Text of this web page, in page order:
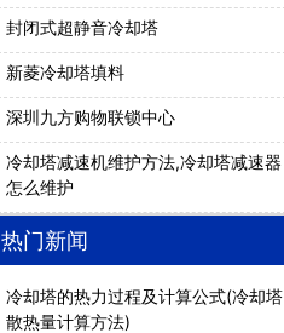
封闭式超静音冷却塔
新菱冷却塔填料
深圳九方购物联锁中心
冷却塔减速机维护方法,冷却塔减速器
怎么维护
热门新闻
冷却塔的热力过程及计算公式(冷却塔
散热量计算方法)